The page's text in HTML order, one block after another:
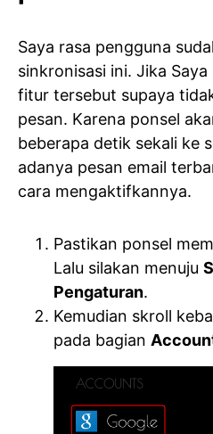
Saya rasa pengguna
sinkronisasi ini. Jika
fitur tersebut supaya
pesan. Karena ponsel
beberapa detik sekali ke
adanya pesan email
cara mengaktifkannya.
Pastikan ponsel
Lalu silakan menuju
Pengaturan.
Kemudian skroll
pada bagian